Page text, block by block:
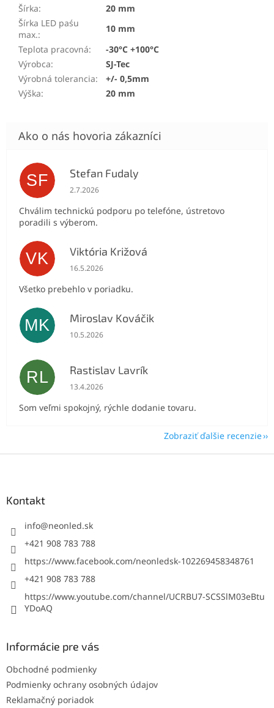
Šírka:
20 mm
Šírka LED paśu
max.:
10 mm
Teplota pracovná:
-30°C +100°C
Výrobca:
SJ-Tec
Výrobná tolerancia:
+/- 0,5mm
Výška: 20 mm
SF Stefan Fudaly
Hodnotenie obchodu je 5 z 5 hviezdičiek.
2.7.2026
Chválim technickú podporu po telefóne, ústretovo
poradili s výberom.
VK Viktória Križová
Hodnotenie obchodu je 5 z 5 hviezdičiek.
16.5.2026
Všetko prebehlo v poriadku.
MK Miroslav Kováčik
Hodnotenie obchodu je 5 z 5 hviezdičiek.
10.5.2026
RL Rastislav Lavrík
Hodnotenie obchodu je 5 z 5 hviezdičiek.
13.4.2026
Som veľmi spokojný, rýchle dodanie tovaru.
Zobraziť ďalšie recenzie
Kontakt
info@neonled.sk
+421 908 783 788
https://www.facebook.com/neonledsk-102269458348761
+421 908 783 788
https://www.youtube.com/channel/UCRBU7-SCSSlM03eBtu
YDoAQ
Informácie pre vás
Obchodné podmienky
Podmienky ochrany osobných údajov
Reklamačný poriadok